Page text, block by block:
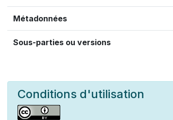
Métadonnées
Sous-parties ou versions
Conditions d'utilisation